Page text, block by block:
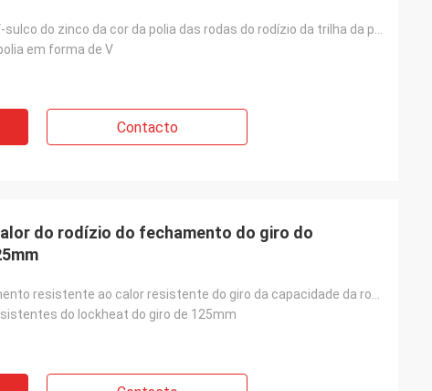
em forma de V
Contacto
do rodízio do fechamento do giro do
do lockheat do giro de 125mm